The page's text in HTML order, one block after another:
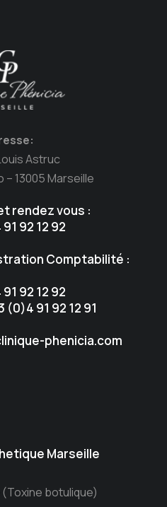
Astruc
– 13005 Marseille
rendez vous :
92 12 92
Comptabilité :
92 12 92
(0)4 91 92 12 91
phenicia.com
Marseille
botulique)